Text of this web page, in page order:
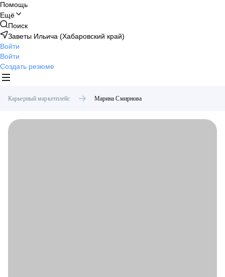
Помощь
Ещё
Поиск
Заветы Ильича (Хабаровский край)
Войти
Войти
Создать резюме
Карьерный маркетплейс Марина Смирнова